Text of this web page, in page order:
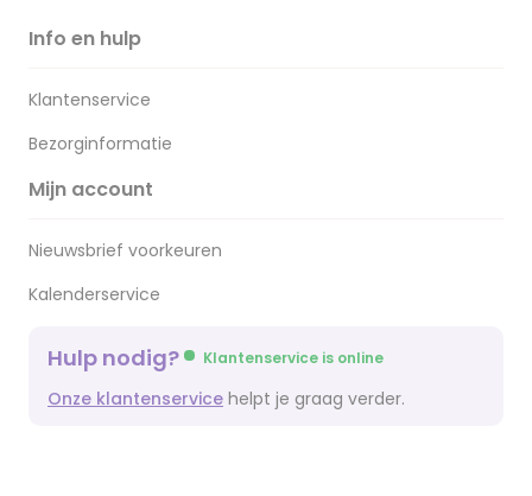
Info en hulp
Klantenservice
Bezorginformatie
Mijn account
Nieuwsbrief voorkeuren
Kalenderservice
Hulp nodig? Klantenservice is online
Onze klantenservice helpt je graag verder.